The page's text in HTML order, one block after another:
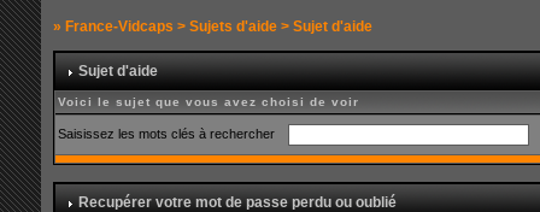
» France-Vidcaps >Sujets d'aide > Sujet d'aide
Sujet d'aide
Voici le sujet que vous avez choisi de voir
Saisissez les mots clés à rechercher
Recupérer votre mot de passe perdu ou oublié